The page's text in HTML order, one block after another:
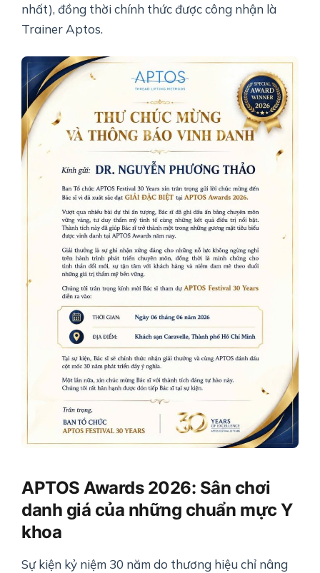
nhất), đồng thời chính thức được công nhận là
Trainer Aptos.
APTOS Awards 2026: Sân chơi
danh giá của những chuẩn mực Y
khoa
Sự kiện kỷ niệm 30 năm do thương hiệu chỉ nâng